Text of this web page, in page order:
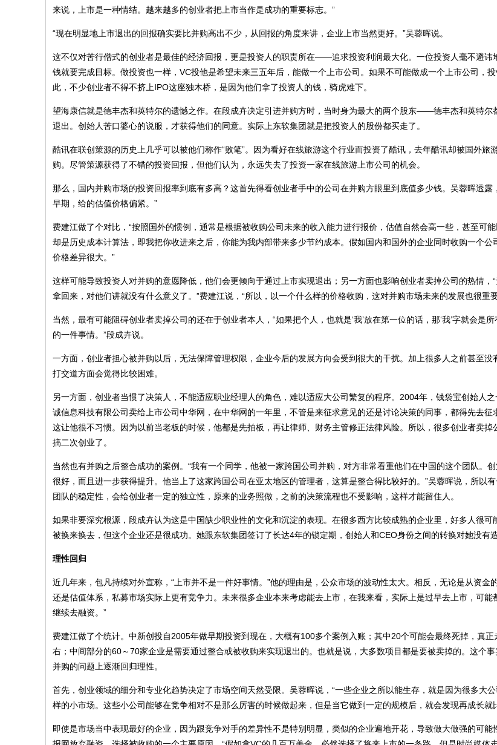
来说，上市是一种情结。越来越多的创业者把上市当作是成功的重要标志。”
“现在明显地上市退出的回报确实要比并购高出不少，从回报的角度来讲，企业上市当然更好。”吴蓉晖说。
这不仅对苦行僧式的创业者是最佳的经济回报，更是投资人的职责所在——追求投资利润最大化。一位投资人毫不避讳
钱就要完成目标。做投资也一样，VC投他是希望未来三五年后，能做一个上市公司。如果不可能做成一个上市公司，投
此，不少创业者不得不挤上IPO这座独木桥，是因为他们拿了投资人的钱，骑虎难下。
望海康信就是德丰杰和英特尔的遗憾之作。在段成卉决定引进并购方时，当时身为最大的两个股东——德丰杰和英特尔
退出。创始人苦口婆心的说服，才获得他们的同意。实际上东软集团就是把投资人的股份都买走了。
酷讯在联创策源的历史上几乎可以被他们称作“败笔”。因为看好在线旅游这个行业而投资了酷讯，去年酷讯却被国外旅
购。尽管策源获得了不错的投资回报，但他们认为，永远失去了投资一家在线旅游上市公司的机会。
那么，国内并购市场的投资回报率到底有多高？这首先得看创业者手中的公司在并购方眼里到底值多少钱。吴蓉晖透露
早期，给的估值价格偏紧。”
费建江做了个对比，“按照国外的惯例，通常是根据被收购公司未来的收入能力进行报价，估值自然会高一些，甚至可
却是历史成本计算法，即我把你收进来之后，你能为我内部带来多少节约成本。假如国内和国外的企业同时收购一个公
价格差异很大。”
这样可能导致投资人对并购的意愿降低，他们会更倾向于通过上市实现退出；另一方面也影响创业者卖掉公司的热情，
拿回来，对他们讲就没有什么意义了。”费建江说，“所以，以一个什么样的价格收购，这对并购市场未来的发展也很重
当然，最有可能阻碍创业者卖掉公司的还在于创业者本人，“如果把个人，也就是‘我’放在第一位的话，那‘我’字就会是
的一件事情。”段成卉说。
一方面，创业者担心被并购以后，无法保障管理权限，企业今后的发展方向会受到很大的干扰。加上很多人之前甚至没
打交道方面会觉得比较困难。
另一方面，创业者当惯了决策人，不能适应职业经理人的角色，难以适应大公司繁复的程序。2004年，钱袋宝创始人
诚信息科技有限公司卖给上市公司中华网，在中华网的一年里，不管是来征求意见的还是讨论决策的同事，都得先去征
这让他很不习惯。因为以前当老板的时候，他都是先拍板，再让律师、财务主管修正法律风险。所以，很多创业者卖掉
搞二次创业了。
当然也有并购之后整合成功的案例。“我有一个同学，他被一家跨国公司并购，对方非常看重他们在中国的这个团队。
很好，而且进一步获得提升。他当上了这家跨国公司在亚太地区的管理者，这算是整合得比较好的。”吴蓉晖说，所以
团队的稳定性，会给创业者一定的独立性，原来的业务照做，之前的决策流程也不受影响，这样才能留住人。
如果非要深究根源，段成卉认为这是中国缺少职业性的文化和沉淀的表现。在很多西方比较成熟的企业里，好多人很可
被换来换去，但这个企业还是很成功。她跟东软集团签订了长达4年的锁定期，创始人和CEO身份之间的转换对她没有
理性回归
近几年来，包凡持续对外宣称，“上市并不是一件好事情。”他的理由是，公众市场的波动性太大。相反，无论是从资金
还是估值体系，私募市场实际上更有竞争力。未来很多企业本来考虑能去上市，在我来看，实际上是过早去上市，可能
继续去融资。”
费建江做了个统计。中新创投自2005年做早期投资到现在，大概有100多个案例入账；其中20个可能会最终死掉，真
右；中间部分的60～70家企业是需要通过整合或被收购来实现退出的。也就是说，大多数项目都是要被卖掉的。这个
并购的问题上逐渐回归理性。
首先，创业领域的细分和专业化趋势决定了市场空间天然受限。吴蓉晖说，“一些企业之所以能生存，就是因为很多大
样的小市场。这些小公司能够在竞争相对不是那么厉害的时候做起来，但是当它做到一定的规模后，就会发现再成长就
即使是市场当中表现最好的企业，因为跟竞争对手的差异性不是特别明显，类似的企业遍地开花，导致做大做强的可能